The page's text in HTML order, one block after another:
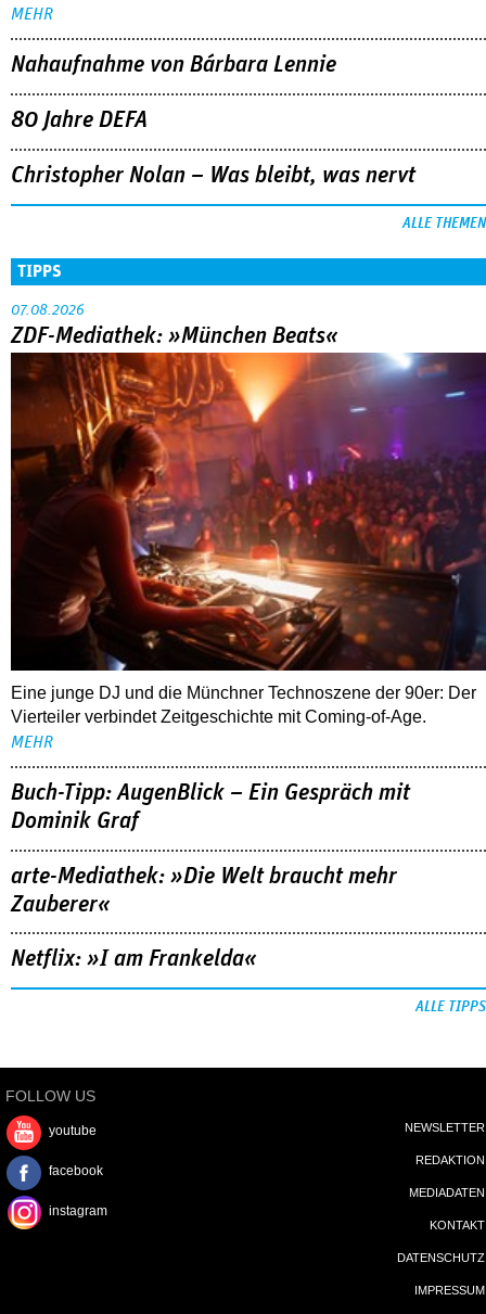
MEHR
Nahaufnahme von Bárbara Lennie
80 Jahre DEFA
Christopher Nolan – Was bleibt, was nervt
ALLE THEMEN
TIPPS
07.08.2026
ZDF-Mediathek: »München Beats«
Eine junge DJ und die Münchner Technoszene der 90er: Der
Vierteiler verbindet Zeitgeschichte mit Coming-of-Age.
MEHR
Buch-Tipp: AugenBlick – Ein Gespräch mit
Dominik Graf
arte-Mediathek: »Die Welt braucht mehr
Zauberer«
Netflix: »I am Frankelda«
ALLE TIPPS
FOLLOW US
youtube
facebook
instagram
NEWSLETTER
REDAKTION
MEDIADATEN
KONTAKT
DATENSCHUTZ
IMPRESSUM